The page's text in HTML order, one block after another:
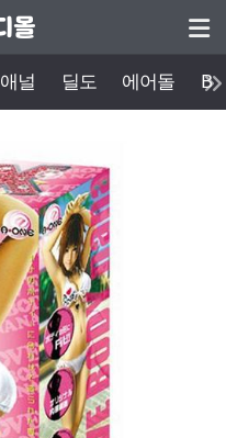
애널 딜도 에어돌